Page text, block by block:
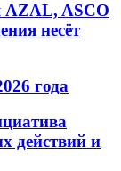
AZAL, ASCO
несёт
года
действий и